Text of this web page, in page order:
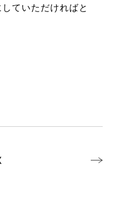
ていただければと